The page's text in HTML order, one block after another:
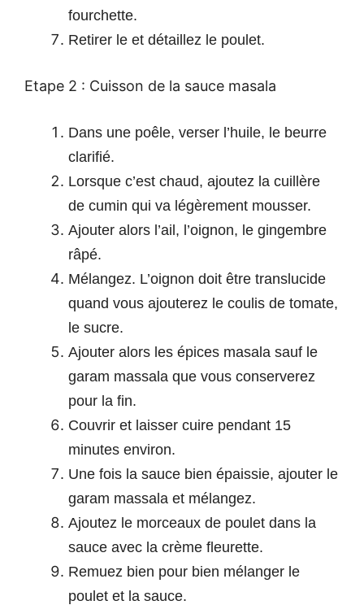
fourchette.
Retirer le et détaillez le poulet.
Etape 2 : Cuisson de la sauce masala
Dans une poêle, verser l’huile, le beurre
clarifié.
Lorsque c’est chaud, ajoutez la cuillère
de cumin qui va légèrement mousser.
Ajouter alors l’ail, l’oignon, le gingembre
râpé.
Mélangez. L’oignon doit être translucide
quand vous ajouterez le coulis de tomate,
le sucre.
Ajouter alors les épices masala sauf le
garam massala que vous conserverez
pour la fin.
Couvrir et laisser cuire pendant 15
minutes environ.
Une fois la sauce bien épaissie, ajouter le
garam massala et mélangez.
Ajoutez le morceaux de poulet dans la
sauce avec la crème fleurette.
Remuez bien pour bien mélanger le
poulet et la sauce.